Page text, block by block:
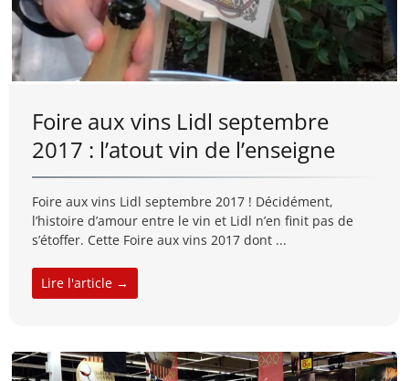
Foire aux vins Lidl septembre
2017 : l’atout vin de l’enseigne
Foire aux vins Lidl septembre 2017 ! Décidément,
l’histoire d’amour entre le vin et Lidl n’en finit pas de
s’étoffer. Cette Foire aux vins 2017 dont ...
Lire l'article →